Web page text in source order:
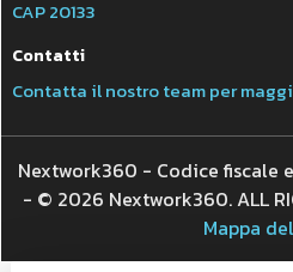
CAP 20133
Contatti
Contatta il nostro team per
Nextwork360 - Codice fiscale
- © 2026 Nextwork360. ALL
Mappa